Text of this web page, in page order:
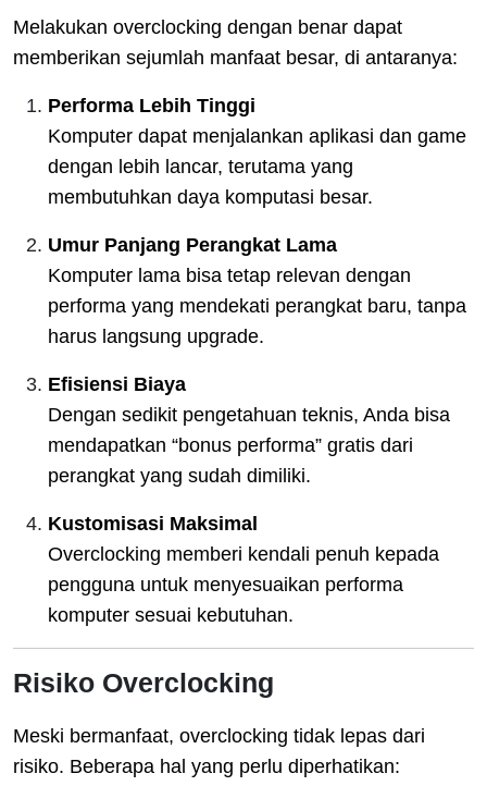
Melakukan overclocking dengan benar dapat
memberikan sejumlah manfaat besar, di antaranya:
Performa Lebih Tinggi
Komputer dapat menjalankan aplikasi dan game
dengan lebih lancar, terutama yang
membutuhkan daya komputasi besar.
Umur Panjang Perangkat Lama
Komputer lama bisa tetap relevan dengan
performa yang mendekati perangkat baru, tanpa
harus langsung upgrade.
Efisiensi Biaya
Dengan sedikit pengetahuan teknis, Anda bisa
mendapatkan “bonus performa” gratis dari
perangkat yang sudah dimiliki.
Kustomisasi Maksimal
Overclocking memberi kendali penuh kepada
pengguna untuk menyesuaikan performa
komputer sesuai kebutuhan.
Risiko Overclocking
Meski bermanfaat, overclocking tidak lepas dari
risiko. Beberapa hal yang perlu diperhatikan: